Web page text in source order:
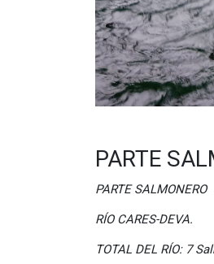
PARTE
PARTE
RÍO CARES-
TOTAL DEL RÍO: 7